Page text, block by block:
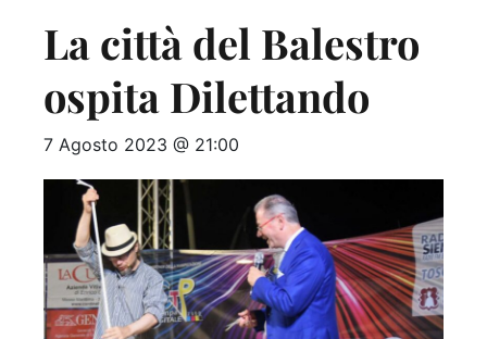
La città del Balestro
ospita Dilettando
7 Agosto 2023 @ 21:00